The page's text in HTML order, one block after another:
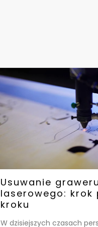
Usuwanie
laserowego: krok
kroku
W dzisiejszych czasach